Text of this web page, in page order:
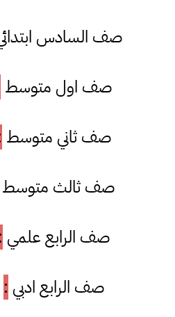
صف السادس
صف اول متوسط
صف ثاني متوسط
صف ثالث متوسط
صف الرابع علمي :
صف الرابع ادبي :